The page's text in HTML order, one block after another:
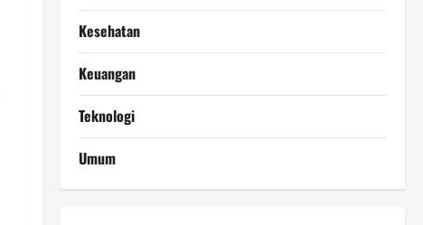
Kesehatan
Keuangan
Teknologi
Umum